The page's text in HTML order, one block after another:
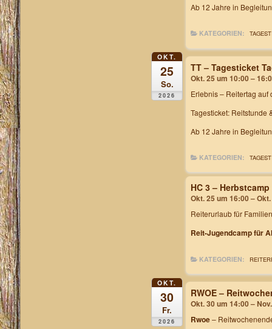
Ab 12 Jahre in
KATEGORIEN:
OKT.
25
So.
2026
TT – Tagesticket
Okt. 25 um 10:00 –
Erlebnis – Reitertag auf
Tagesticket: Reitstunde
Ab 12 Jahre in
KATEGORIEN:
HC 3 – Herbstcamp
Okt. 25 um 16:00 –
Reiterurlaub für Familien
Reit-Jugendcamp für
KATEGORIEN:
OKT.
30
Fr.
2026
RWOE –
Okt. 30 um 14:00 –
Rwoe–